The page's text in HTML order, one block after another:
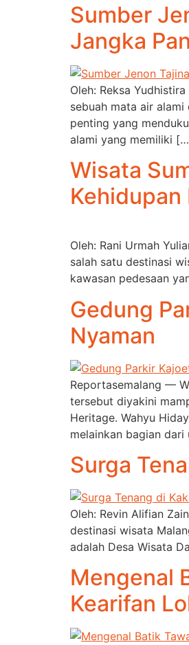
Sumber
Jangka
Oleh: Reksa
sebuah mata air
penting yang
alami yang memiliki
Wisata
Kehidupan
Oleh: Rani Urmah
salah satu destinasi
kawasan pedesaan
Gedung
Nyaman
Reportasemalang —
tersebut diyakini
Heritage. Wahyu
melainkan bagian
Surga
Oleh: Revin Alifian
destinasi wisata
adalah Desa Wisata
Mengenal
Kearifan